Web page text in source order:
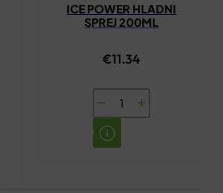
ICE POWER HLADNI
SPREJ 200ML
€11.34
ICE
POWER
HLADNI